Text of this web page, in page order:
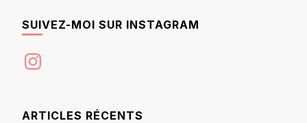
SUIVEZ-MOI SUR INSTAGRAM
Instagram
ARTICLES RÉCENTS